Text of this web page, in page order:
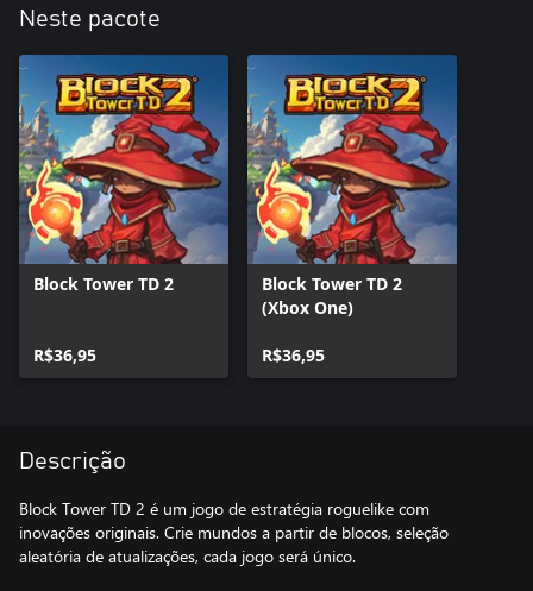
Neste pacote
Block Tower TD 2
R$36,95
Block Tower TD 2
(Xbox One)
R$36,95
Descrição
Block Tower TD 2 é um jogo de estratégia roguelike com
inovações originais. Crie mundos a partir de blocos, seleção
aleatória de atualizações, cada jogo será único.